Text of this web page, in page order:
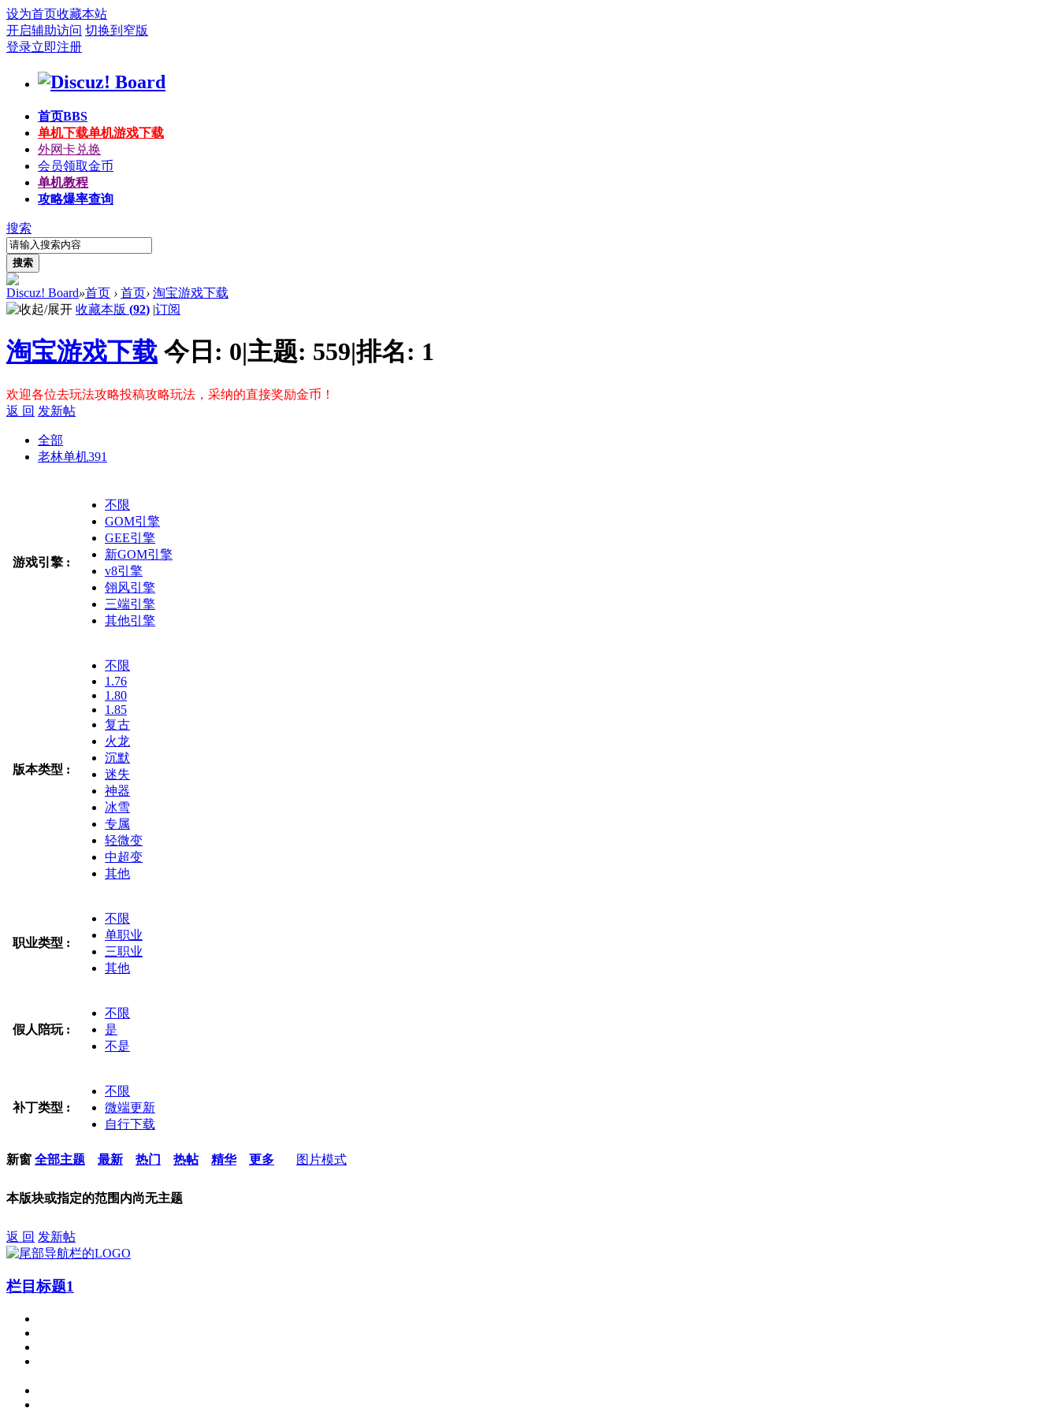
设为首页收藏本站
开启辅助访问 切换到窄版
登录立即注册
首页BBS
单机下载单机游戏下载
外网卡兑换
会员领取金币
单机教程
攻略爆率查询
搜索
搜索
Discuz! Board»首页 › 首页› 淘宝游戏下载
收藏本版 (92) |订阅
淘宝游戏下载 今日: 0|主题: 559|排名: 1
欢迎各位去玩法攻略投稿攻略玩法，采纳的直接奖励金币！
返 回 发新帖
全部
老林单机391
游戏引擎 :
不限
GOM引擎
GEE引擎
新GOM引擎
v8引擎
翎风引擎
三端引擎
其他引擎
版本类型 :
不限
1.76
1.80
1.85
复古
火龙
沉默
迷失
神器
冰雪
专属
轻微变
中超变
其他
职业类型 :
不限
单职业
三职业
其他
假人陪玩 :
不限
是
不是
补丁类型 :
不限
微端更新
自行下载
新窗 全部主题 最新 热门 热帖 精华 更多 图片模式
本版块或指定的范围内尚无主题
返 回 发新帖
栏目标题1